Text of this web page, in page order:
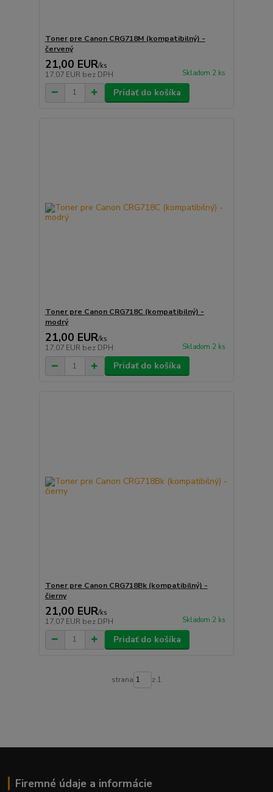
Toner pre Canon CRG718M (kompatibilný) -
červený
21,00 EUR/ks
17,07 EUR bez DPH Skladom 2 ks
Pridať do košíka
Toner pre Canon CRG718C (kompatibilný) -
modrý
21,00 EUR/ks
17,07 EUR bez DPH Skladom 2 ks
Pridať do košíka
Toner pre Canon CRG718Bk (kompatibilný) -
čierny
21,00 EUR/ks
17,07 EUR bez DPH Skladom 2 ks
Pridať do košíka
strana z 1
Firemné údaje a informácie